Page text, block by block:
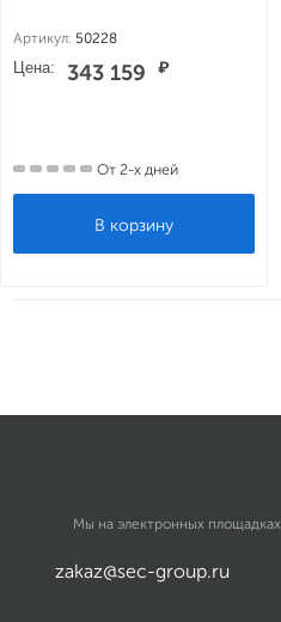
Артикул: 50228
Цена: 343 159 ₽
От 2-х дней
Мы на электронных площадках
zakaz@sec-group.ru